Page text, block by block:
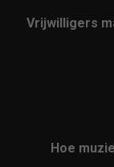
Vrijwilligers
Hoe